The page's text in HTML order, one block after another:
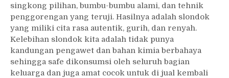
singkong pilihan, bumbu-bumbu alami, dan tehnik
penggorengan yang teruji. Hasilnya adalah slondok
yang miliki cita rasa autentik, gurih, dan renyah.
Kelebihan slondok kita adalah tidak punya
kandungan pengawet dan bahan kimia berbahaya
sehingga safe dikonsumsi oleh seluruh bagian
keluarga dan juga amat cocok untuk di jual kembali